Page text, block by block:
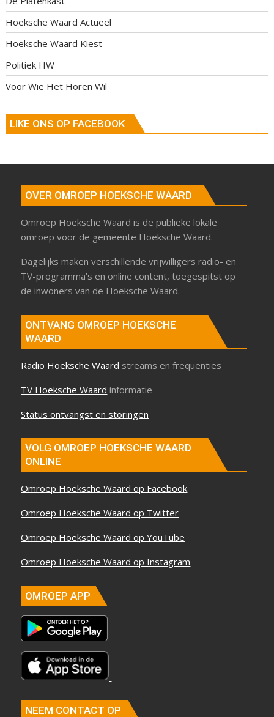
Hoeksche Waard Actueel
Hoeksche Waard Kiest
Politiek HW
Voor Wie Het Horen Wil
LIKE ONS OP FACEBOOK
OVER OMROEP HOEKSCHE WAARD
Omroep Hoeksche Waard is de publieke lokale
omroep voor de gemeente Hoeksche Waard.
Dagelijks maken verschillende vrijwilligers radio- en
TV-programma’s en online content, toegespitst op
de inwoners van de Hoeksche Waard.
ONTVANG OMROEP HOEKSCHE
WAARD
Radio Hoeksche Waard streams en frequenties
TV Hoeksche Waard informatie
Status ontvangst en storingen
VOLG OMROEP HOEKSCHE WAARD
ONLINE
Omroep Hoeksche Waard op Facebook
Omroep Hoeksche Waard op Twitter
Omroep Hoeksche Waard op YouTube
Omroep Hoeksche Waard op Instagram
OMROEP APP
NEEM CONTACT OP